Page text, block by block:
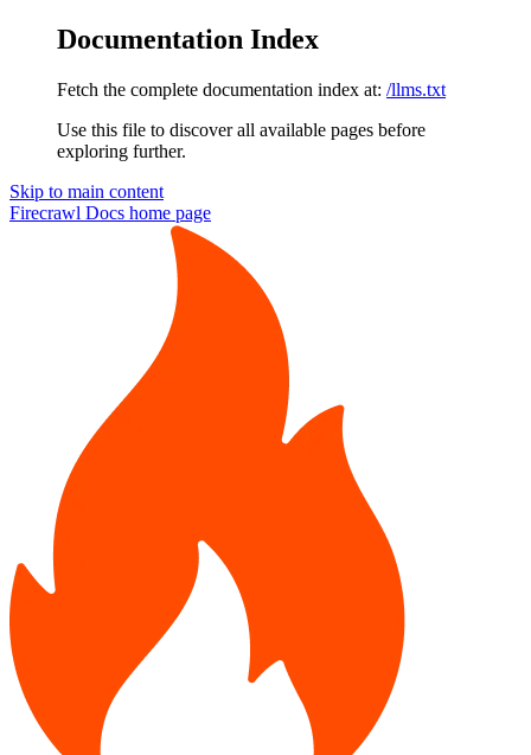
Documentation Index
Fetch the complete documentation index at: /llms.txt
Use this file to discover all available pages before
exploring further.
Skip to main content
Firecrawl Docs home page